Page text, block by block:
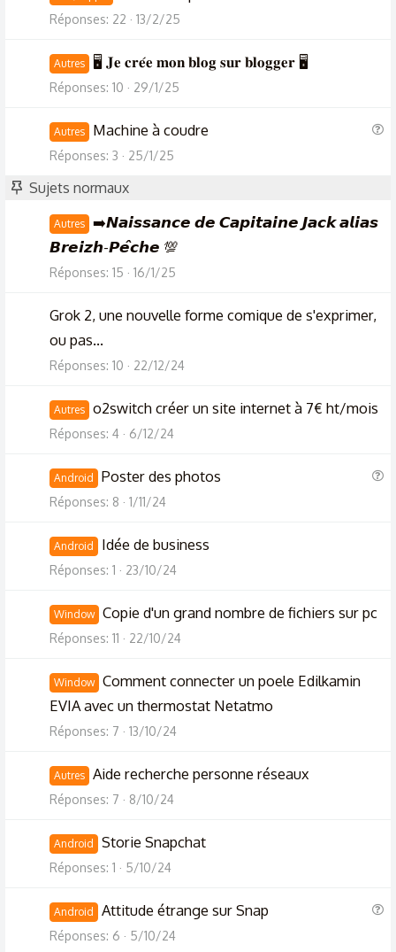
Réponses 22 13/2/25
Autres 🖥️ 𝐉𝐞 𝐜𝐫𝐞́𝐞 𝐦𝐨𝐧 𝐛𝐥𝐨𝐠 𝐬𝐮𝐫 𝐛𝐥𝐨𝐠𝐠𝐞𝐫 🖥️
Réponses 10 29/1/25
Autres Machine à coudre
Réponses 3 25/1/25
Sujets normaux
Autres
➡️𝙉𝙖𝙞𝙨𝙨𝙖𝙣𝙘𝙚 𝙙𝙚 𝘾𝙖𝙥𝙞𝙩𝙖𝙞𝙣𝙚 𝙅𝙖𝙘𝙠 𝙖𝙡𝙞𝙖𝙨
𝘽𝙧𝙚𝙞𝙯𝙝-𝙋𝙚̂𝙘𝙝𝙚 💯
Réponses 15 16/1/25
Grok 2, une nouvelle forme comique de s'exprimer,
ou pas...
Réponses 10 22/12/24
Autres o2switch créer un site internet à 7€ ht/mois
Réponses 4 6/12/24
Android Poster des photos
Réponses 8 1/11/24
Android Idée de business
Réponses 1 23/10/24
Window Copie d'un grand nombre de fichiers sur pc
Réponses 11 22/10/24
Window
Comment connecter un poele Edilkamin
EVIA avec un thermostat Netatmo
Réponses 7 13/10/24
Autres Aide recherche personne réseaux
Réponses 7 8/10/24
Android Storie Snapchat
Réponses 1 5/10/24
Android Attitude étrange sur Snap
Réponses 6 5/10/24